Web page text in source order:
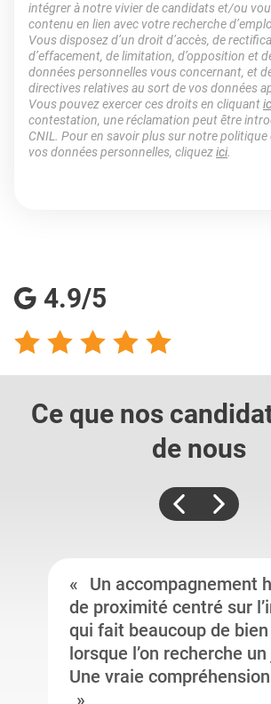
intégrer à notre vivier de candidats et/ou
contenu en lien avec votre recherche
Vous disposez d’un droit d’accès, de
d’effacement, de limitation, d’opposition et
données personnelles vous concernant, et
directives relatives au sort de vos données
Vous pouvez exercer ces droits en cliquant
contestation, une réclamation peut être
CNIL. Pour en savoir plus sur notre
vos données personnelles, cliquezici.
4.9/5
Ce que nos
de nous
Un accompagnement
de proximité centré sur
qui fait beaucoup de bien
lorsque l’on recherche un
Une vraie